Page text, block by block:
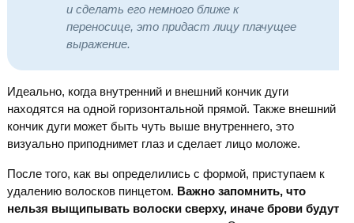
и сделать его немного ближе к
переносице, это придаст лицу плачущее
выражение.
Идеально, когда внутренний и внешний кончик дуги
находятся на одной горизонтальной прямой. Также внешний
кончик дуги может быть чуть выше внутреннего, это
визуально приподнимет глаз и сделает лицо моложе.
После того, как вы определились с формой, приступаем к
удалению волосков пинцетом. Важно запомнить, что
нельзя выщипывать волоски сверху, иначе брови будут